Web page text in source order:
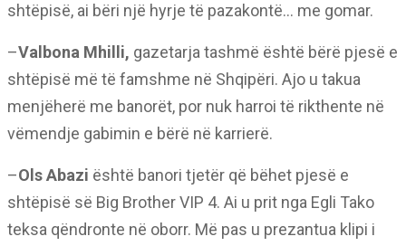
shtëpisë, ai bëri një hyrje të pazakontë… me gomar.
–Valbona Mhilli, gazetarja tashmë është bërë pjesë e
shtëpisë më të famshme në Shqipëri. Ajo u takua
menjëherë me banorët, por nuk harroi të rikthente në
vëmendje gabimin e bërë në karrierë.
–Ols Abazi është banori tjetër që bëhet pjesë e
shtëpisë së Big Brother VIP 4. Ai u prit nga Egli Tako
teksa qëndronte në oborr. Më pas u prezantua klipi i